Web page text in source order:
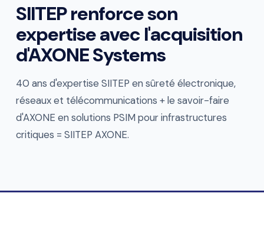
SIITEP renforce son
expertise avec l'acquisition
d'AXONE Systems
40 ans d'expertise SIITEP en sûreté électronique,
réseaux et télécommunications + le savoir-faire
d'AXONE en solutions PSIM pour infrastructures
critiques = SIITEP AXONE.